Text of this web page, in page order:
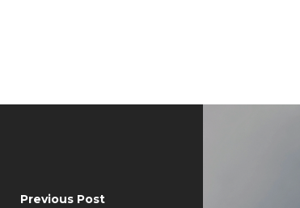
Previous Post